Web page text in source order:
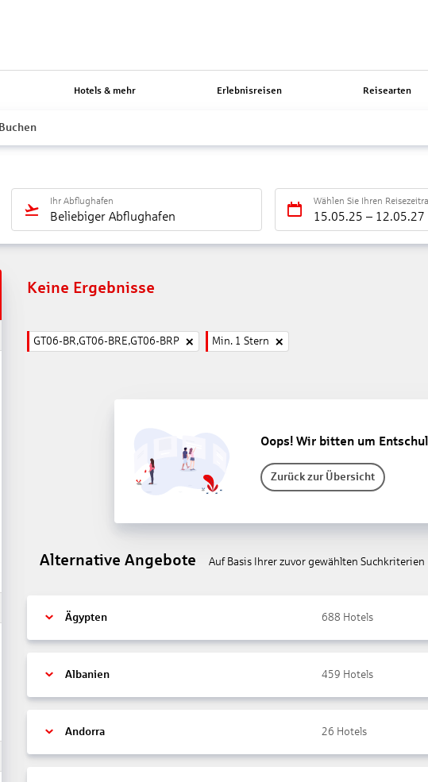
Hotels & mehr Erlebnisreisen Reisearten
Buchen
Ihr Abflughafen
Beliebiger Abflughafen
Wählen Sie Ihren
15.05.25 – 12.05.27
Keine Ergebnisse
GT06-BR,GT06-BRE,GT06-BRP Min. 1 Stern
Oops! Wir bitten um
Zurück zur Übersicht
Alternative Angebote Auf Basis Ihrer zuvor gewählten Suchkriterien
Ägypten 688 Hotels
Albanien 459 Hotels
Andorra 26 Hotels